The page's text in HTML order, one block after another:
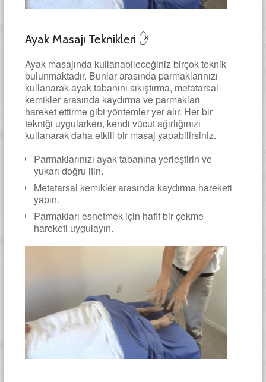
Ayak Masajı Teknikleri ✋
Ayak masajında kullanabileceğiniz birçok teknik
bulunmaktadır. Bunlar arasında parmaklarınızı
kullanarak ayak tabanını sıkıştırma, metatarsal
kemikler arasında kaydırma ve parmakları
hareket ettirme gibi yöntemler yer alır. Her bir
tekniği uygularken, kendi vücut ağırlığınızı
kullanarak daha etkili bir masaj yapabilirsiniz.
Parmaklarınızı ayak tabanına yerleştirin ve
yukarı doğru itin.
Metatarsal kemikler arasında kaydırma hareketi
yapın.
Parmakları esnetmek için hafif bir çekme
hareketi uygulayın.